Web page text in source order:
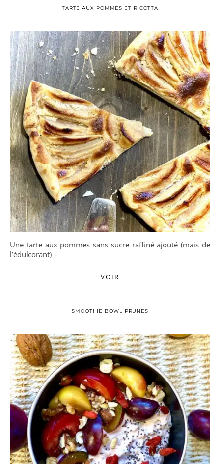
TARTE AUX POMMES ET RICOTTA
Une tarte aux pommes sans sucre raffiné ajouté (mais de
l’édulcorant)
VOIR
SMOOTHIE BOWL PRUNES